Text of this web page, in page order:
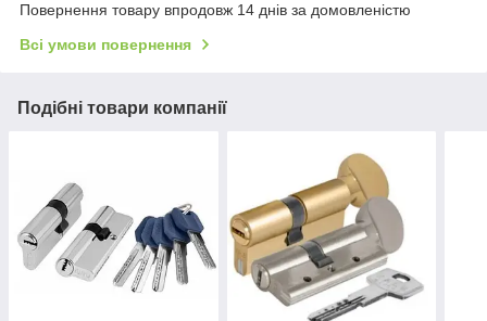
Повернення товару впродовж 14 днів за домовленістю
Всі умови повернення
Подібні товари компанії